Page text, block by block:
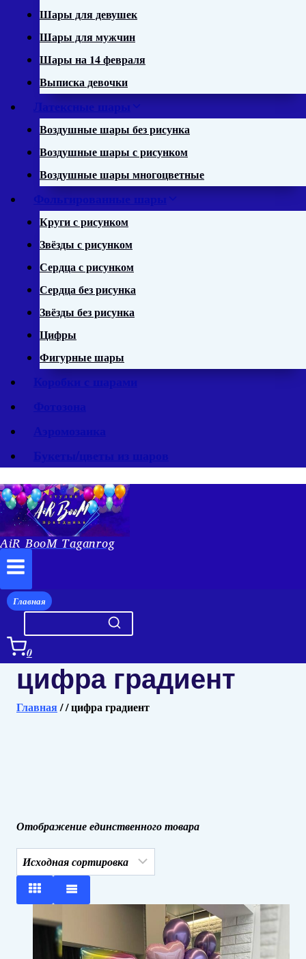
Шары для девушек
Шары для мужчин
Шары на 14 февраля
Выписка девочки
Латексные шары
Воздушные шары без рисунка
Воздушные шары с рисунком
Воздушные шары многоцветные
Фольгированные шары
Круги с рисунком
Звёзды с рисунком
Сердца с рисунком
Сердца без рисунка
Звёзды без рисунка
Цифры
Фигурные шары
Коробки с шарами
Фотозона
Аэромозаика
Букеты/цветы из шаров
AiR BooM Taganrog
Главная
0
цифра градиент
Главная//цифра градиент
Отображение единственного товара